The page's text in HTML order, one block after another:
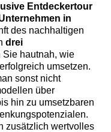
Entdeckertour
in
des nachhaltigen
drei
Sie hautnah, wie
umsetzen.
sonst nicht
über
hin zu umsetzbaren
zusätzlich wertvolles